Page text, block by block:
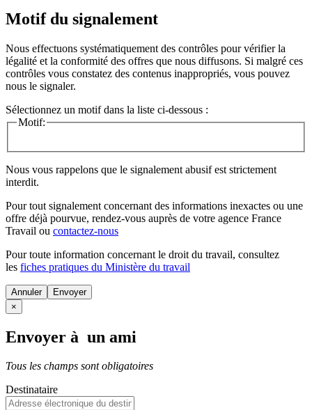
Motif du signalement
Nous effectuons systématiquement des contrôles pour vérifier la
légalité et la conformité des offres que nous diffusons. Si malgré ces
contrôles vous constatez des contenus inappropriés, vous pouvez
nous le signaler.
Sélectionnez un motif dans la liste ci-dessous :
Motif:
Nous vous rappelons que le signalement abusif est strictement
interdit.
Pour tout signalement concernant des informations inexactes ou une
offre déjà pourvue, rendez-vous auprès de votre agence France
Travail ou contactez-nous
Pour toute information concernant le droit du travail, consultez
les fiches pratiques du Ministère du travail
Annuler
×
Envoyer à un ami
Tous les champs sont obligatoires
Destinataire